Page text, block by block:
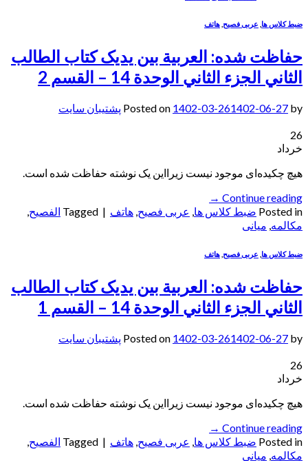
ضبط کلاس ها عربی فصیح هاتف
حفاظت شده: العربیة بین یدیک کتاب الطالب
الثاني الجزء الثاني الوحدة 14 – القسم 2
Posted on 1402-03-261402-06-27 by پشتیبان سایت
26
خرداد
هیچ چکیده‌ای موجود نیست زیرا‌این یک نوشته حفاظت شده است.
Continue reading
→
Posted in ضبط کلاس ها, عربی فصیح, هاتف |
Tagged الفصيح,
مکالمه, میانی
ضبط کلاس ها عربی فصیح هاتف
حفاظت شده: العربیة بین یدیک کتاب الطالب
الثاني الجزء الثاني الوحدة 14 – القسم 1
Posted on 1402-03-261402-06-27 by پشتیبان سایت
26
خرداد
هیچ چکیده‌ای موجود نیست زیرا‌این یک نوشته حفاظت شده است.
Continue reading
→
Posted in ضبط کلاس ها, عربی فصیح, هاتف |
Tagged الفصيح,
مکالمه, میانی